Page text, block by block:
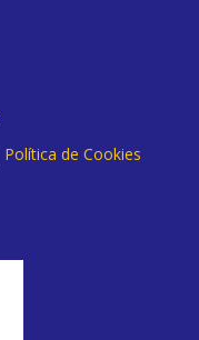
Política de Cookies